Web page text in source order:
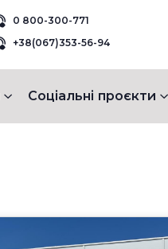
0 800-300-771
+38(067)353-56-94
Соціальні проєкти